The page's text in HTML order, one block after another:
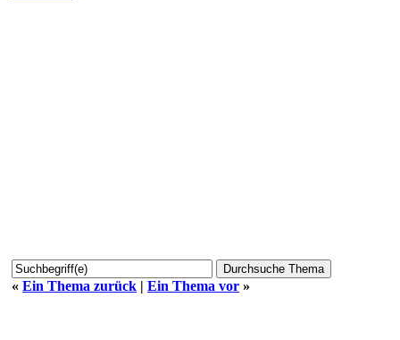
« Ein Thema zurück | Ein Thema vor »